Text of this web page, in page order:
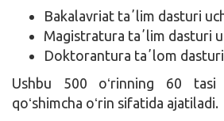
Bakalavriat taʼlim dasturi
Magistratura taʼlim dasturi
Doktorantura taʼlom dasturi
Ushbu 500 oʻrinning 60 tasi
qoʻshimcha oʻrin sifatida ajatiladi.